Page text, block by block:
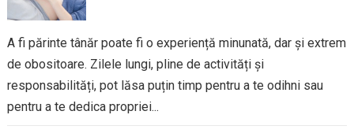
A fi părinte tânăr poate fi o experiență minunată, dar și extrem
de obositoare. Zilele lungi, pline de activități și
responsabilități, pot lăsa puțin timp pentru a te odihni sau
pentru a te dedica propriei...